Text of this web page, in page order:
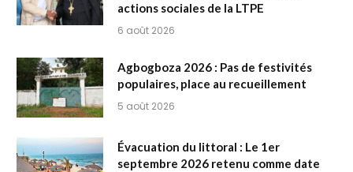
actions sociales de la LTPE
6 août 2026
Agbogboza 2026 : Pas de festivités
populaires, place au recueillement
5 août 2026
Évacuation du littoral : Le 1er
septembre 2026 retenu comme date